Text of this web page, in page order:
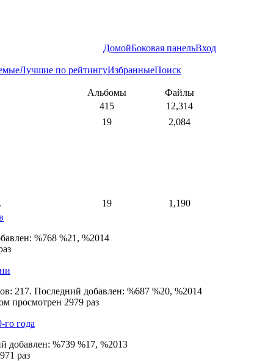
ДомойБоковая панельВход
Лучшие по рейтингуИзбранныеПоиск
Альбомы
Файлы
415
12,314
19
2,084
19
1,190
%768 %21, %2014
217. Последний добавлен: %687 %20, %2014
просмотрен 2979 раз
го года
добавлен: %739 %17, %2013
раз